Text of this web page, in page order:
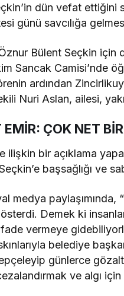
dün vefat ettiğini
günü savcılığa
Bülent Seçkin için
Sancak Camisi’nde
ardından
Nuri Aslan, ailesi,
ÇOK NET
ilişkin bir açıklama
başsağlığı ve
medya
Demek ki
vermeye
belediye
günlerce
ve algı